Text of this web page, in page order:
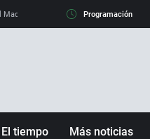
Madrid y su 'sí' al Barça La llamada
Programación
El tiempo Más noticias